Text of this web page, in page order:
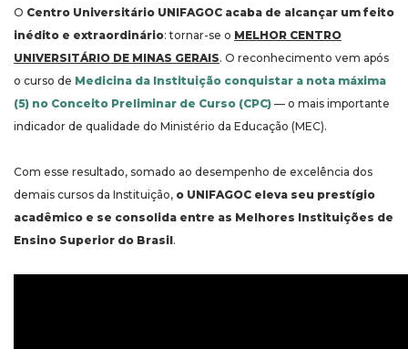
O Centro Universitário UNIFAGOC acaba de alcançar um feito
inédito e extraordinário: tornar-se o MELHOR CENTRO
UNIVERSITÁRIO DE MINAS GERAIS. O reconhecimento vem após
o curso de Medicina da Instituição conquistar a nota máxima
(5) no Conceito Preliminar de Curso (CPC) — o mais importante
indicador de qualidade do Ministério da Educação (MEC).
Com esse resultado, somado ao desempenho de excelência dos
demais cursos da Instituição, o UNIFAGOC eleva seu prestígio
acadêmico e se consolida entre as Melhores Instituições de
Ensino Superior do Brasil.